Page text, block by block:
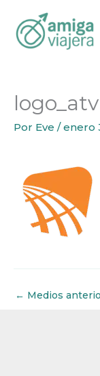
contenido
logo_atv
logo_atv
Por Eve /enero
← Medios